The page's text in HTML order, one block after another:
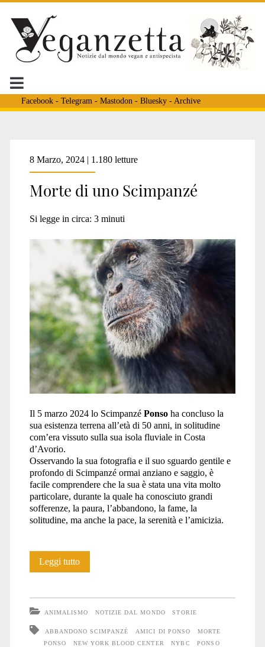
Facebook- Telegram - Mastodon - Bluesky- Archive
Tag:
<span>scimpanzé</
8 Marzo, 2024 | 1.180 letture
Morte di uno Scimpanzé
Si legge in circa: 3 minuti
Il 5 marzo 2024 lo Scimpanzé Ponsoha concluso la
sua esistenza terrena all’età di 50 anni, in solitudine
com’era vissuto sulla sua isola fluviale in Costa
d’Avorio.
Osservando la sua fotografia e il suo sguardo gentile e
profondo di Scimpanzé ormai anziano e saggio, è
facile comprendere che la sua è stata una vita molto
particolare, durante la quale ha conosciuto grandi
sofferenze, la paura, l’abbandono, la fame, la
solitudine, ma anche la pace, la serenità e l’amicizia.
Leggi tuttoMorte
ANIMALISMO NOTIZIE DAL MONDO STORIE
ABBANDONO SCIMPANZÉ AMICI DI PONSO
MORTE
PONSO
NEW YORK BLOOD CENTER NYBC
PONSO